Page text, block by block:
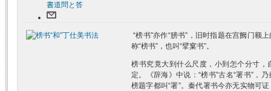
書道問と答
“榜书”亦作“膀书”，旧时指题在宫阙门额
称“榜书”，也叫“擘窠书”。
榜书究竟大到什么尺度，小到怎个分寸，
定。《辞海》中说：“榜书”古名“署书”，
榜题字都叫“署”。秦代署书今亦无实物可